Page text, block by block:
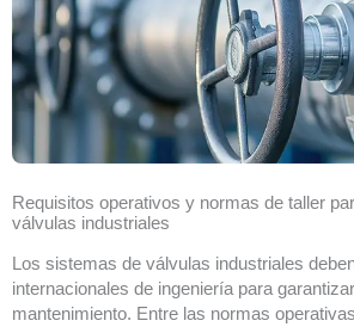
Requisitos operativos y normas de taller
válvulas industriales
Los sistemas de válvulas industriales
internacionales de ingeniería para
mantenimiento. Entre las normas